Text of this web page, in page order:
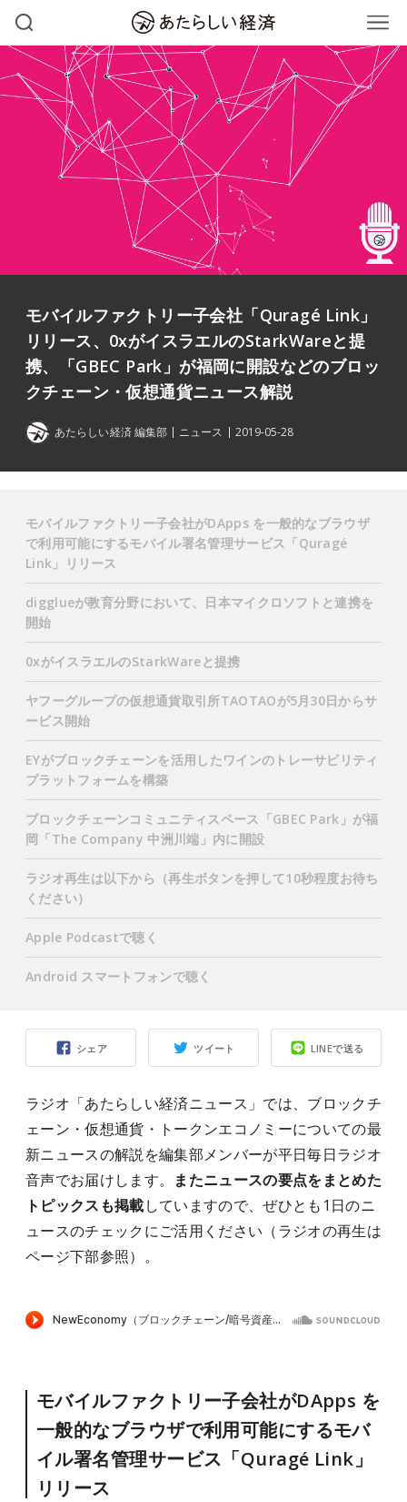
モバイルファクトリー子会社「Quragé Link」
リリース、0xがイスラエルのStarkWareと提
携、「GBEC Park」が福岡に開設などのブロッ
クチェーン・仮想通貨ニュース解説
あたらしい経済 編集部 ニュース 2019-05-28
シェア ツイート LINEで送る
ラジオ「あたらしい経済ニュース」では、ブロックチ
ェーン・仮想通貨・トークンエコノミーについての最
新ニュースの解説を編集部メンバーが平日毎日ラジオ
音声でお届けします。
またニュースの要点をまとめた
トピックスも掲載していますので、ぜひとも1日のニ
ュースのチェックにご活用ください（ラジオの再生は
ページ下部参照）。
モバイルファクトリー子会社がDApps を
一般的なブラウザで利用可能にするモバ
イル署名管理サービス「Quragé Link」
リリース
モバイルファクトリー子会社がDApps を一般的なブラウザ
で利用可能にするモバイル署名管理サービス「Quragé
Link」リリース
digglueが教育分野において、日本マイクロソフトと連携を
開始
0xがイスラエルのStarkWareと提携
ヤフーグループの仮想通貨取引所TAOTAOが5月30日からサ
ービス開始
EYがブロックチェーンを活用したワインのトレーサビリティ
プラットフォームを構築
ブロックチェーンコミュニティスペース「GBEC Park」が福
岡「The Company 中洲川端」内に開設
ラジオ再生は以下から（再生ボタンを押して10秒程度お待ち
ください）
Apple Podcastで聴く
Android スマートフォンで聴く